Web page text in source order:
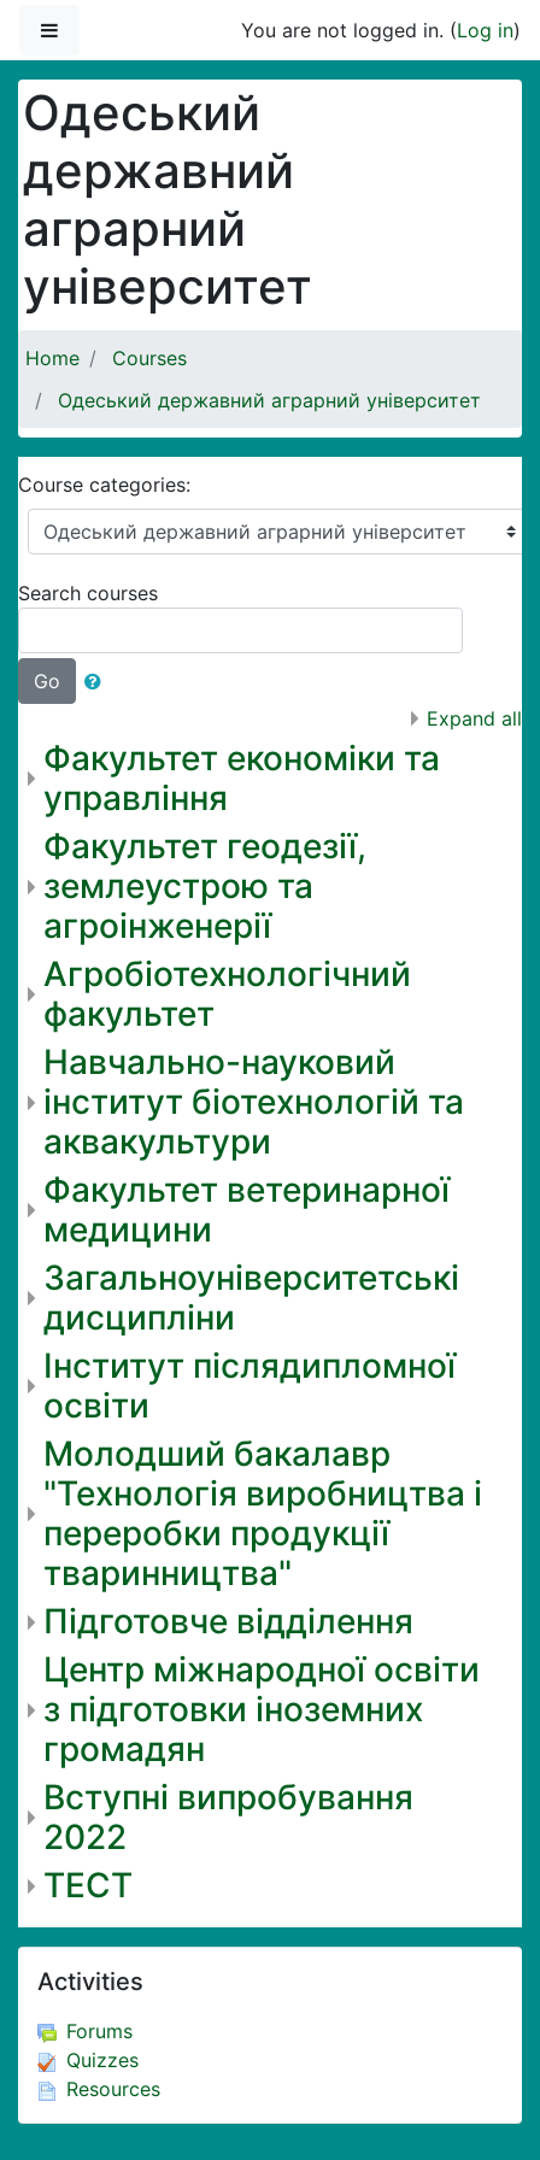
You are not logged in. (Log in)
Одеський
державний
аграрний
університет
Home
Courses
Одеський державний аграрний університет
Course categories:
Search courses
Go
Expand all
Факультет економіки та
управління
Факультет геодезії,
землеустрою та
агроінженерії
Агробіотехнологічний
факультет
Навчально-науковий
інститут біотехнологій та
аквакультури
Факультет ветеринарної
медицини
Загальноуніверситетські
дисципліни
Інститут післядипломної
освіти
Молодший бакалавр
"Технологія виробництва і
переробки продукції
тваринництва"
Підготовче відділення
Центр міжнародної освіти
з підготовки іноземних
громадян
Вступні випробування
2022
ТЕСТ
Activities
Forums
Quizzes
Resources